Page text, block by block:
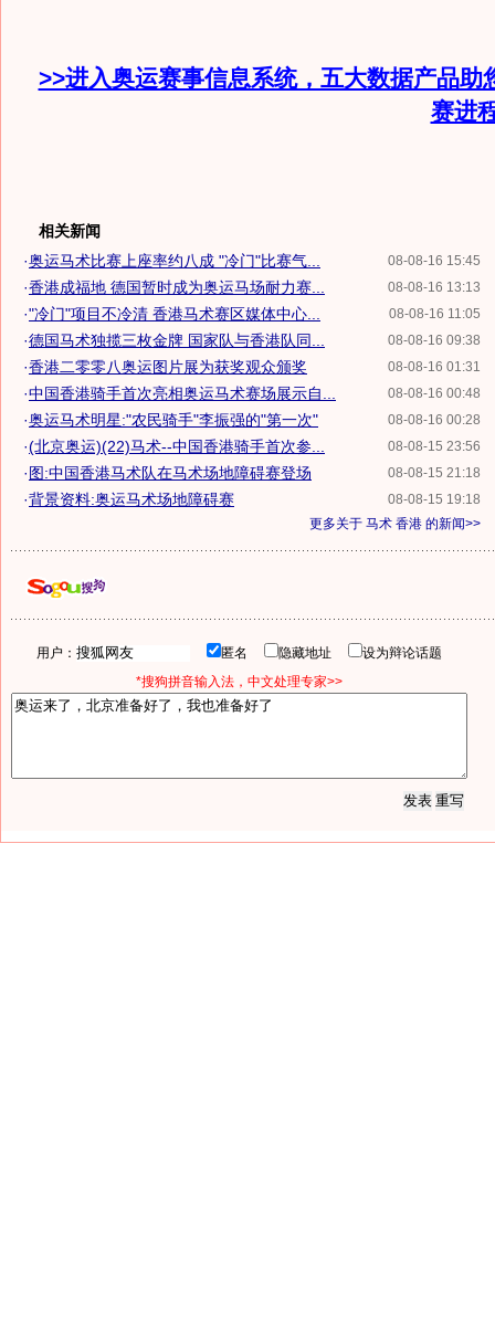
>>进入奥运赛事信息系统，五大数据产品助
赛进
相关新闻
08-08-16 15:45
·奥运马术比赛上座率约八成 "冷门"比赛气...
08-08-16 13:13
·香港成福地 德国暂时成为奥运马场耐力赛...
08-08-16 11:05
·"冷门"项目不冷清 香港马术赛区媒体中心...
08-08-16 09:38
·德国马术独揽三枚金牌 国家队与香港队同...
08-08-16 01:31
·香港二零零八奥运图片展为获奖观众颁奖
08-08-16 00:48
·中国香港骑手首次亮相奥运马术赛场展示自...
08-08-16 00:28
·奥运马术明星:"农民骑手"李振强的"第一次"
08-08-15 23:56
·(北京奥运)(22)马术--中国香港骑手首次参...
08-08-15 21:18
·图:中国香港马术队在马术场地障碍赛登场
08-08-15 19:18
·背景资料:奥运马术场地障碍赛
更多关于 马术 香港 的新闻>>
用户： 匿名 隐藏地址
设为辩论话题
*搜狗拼音输入法，中文处理专家>>